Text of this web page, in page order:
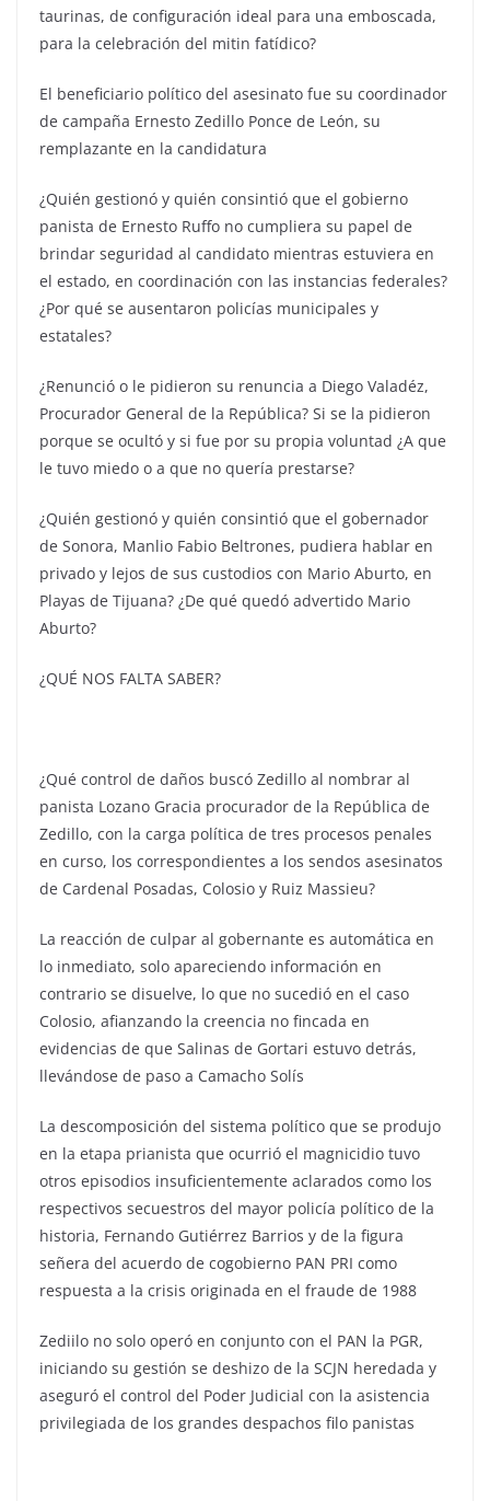
taurinas, de configuración ideal para una emboscada,
para la celebración del mitin fatídico?
El beneficiario político del asesinato fue su coordinador
de campaña Ernesto Zedillo Ponce de León, su
remplazante en la candidatura
¿Quién gestionó y quién consintió que el gobierno
panista de Ernesto Ruffo no cumpliera su papel de
brindar seguridad al candidato mientras estuviera en
el estado, en coordinación con las instancias federales?
¿Por qué se ausentaron policías municipales y
estatales?
¿Renunció o le pidieron su renuncia a Diego Valadéz,
Procurador General de la República? Si se la pidieron
porque se ocultó y si fue por su propia voluntad ¿A que
le tuvo miedo o a que no quería prestarse?
¿Quién gestionó y quién consintió que el gobernador
de Sonora, Manlio Fabio Beltrones, pudiera hablar en
privado y lejos de sus custodios con Mario Aburto, en
Playas de Tijuana? ¿De qué quedó advertido Mario
Aburto?
¿QUÉ NOS FALTA SABER?
¿Qué control de daños buscó Zedillo al nombrar al
panista Lozano Gracia procurador de la República de
Zedillo, con la carga política de tres procesos penales
en curso, los correspondientes a los sendos asesinatos
de Cardenal Posadas, Colosio y Ruiz Massieu?
La reacción de culpar al gobernante es automática en
lo inmediato, solo apareciendo información en
contrario se disuelve, lo que no sucedió en el caso
Colosio, afianzando la creencia no fincada en
evidencias de que Salinas de Gortari estuvo detrás,
llevándose de paso a Camacho Solís
La descomposición del sistema político que se produjo
en la etapa prianista que ocurrió el magnicidio tuvo
otros episodios insuficientemente aclarados como los
respectivos secuestros del mayor policía político de la
historia, Fernando Gutiérrez Barrios y de la figura
señera del acuerdo de cogobierno PAN PRI como
respuesta a la crisis originada en el fraude de 1988
Zediilo no solo operó en conjunto con el PAN la PGR,
iniciando su gestión se deshizo de la SCJN heredada y
aseguró el control del Poder Judicial con la asistencia
privilegiada de los grandes despachos filo panistas